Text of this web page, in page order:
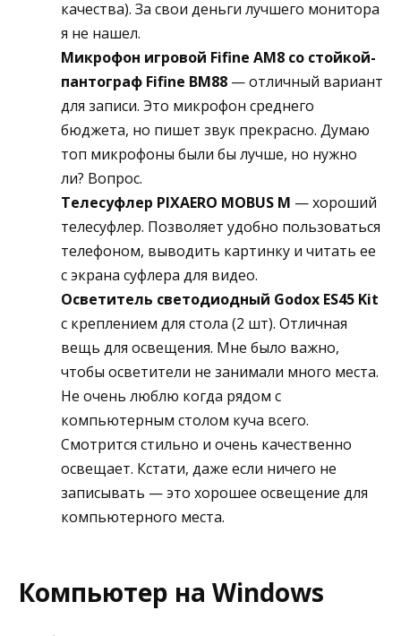
качества). За свои деньги лучшего монитора
я не нашел.
Микрофон игровой Fifine AM8 со стойкой-
пантограф Fifine BM88 — отличный вариант
для записи. Это микрофон среднего
бюджета, но пишет звук прекрасно. Думаю
топ микрофоны были бы лучше, но нужно
ли? Вопрос.
Телесуфлер PIXAERO MOBUS M — хороший
телесуфлер. Позволяет удобно пользоваться
телефоном, выводить картинку и читать ее
с экрана суфлера для видео.
Осветитель светодиодный Godox ES45 Kit
с креплением для стола (2 шт). Отличная
вещь для освещения. Мне было важно,
чтобы осветители не занимали много места.
Не очень люблю когда рядом с
компьютерным столом куча всего.
Смотрится стильно и очень качественно
освещает. Кстати, даже если ничего не
записывать — это хорошее освещение для
компьютерного места.
Компьютер на Windows